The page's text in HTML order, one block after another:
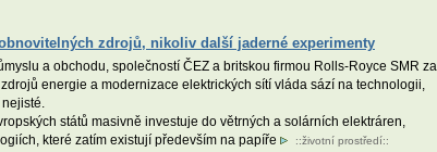
zdrojů, nikoliv další jaderné experimenty
a obchodu, společností ČEZ a britskou firmou Rolls-Royce SMR za
energie a modernizace elektrických sítí vláda sází na technologii,
států masivně investuje do větrných a solárních elektráren,
které zatím existují především na papíře
::životní prostředí::